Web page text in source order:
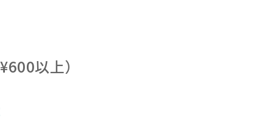
以上）